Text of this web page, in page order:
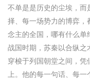
不单是是历史的尘埃，
择、每一场势力的博弈
念主的全国，哪有什么单
战国时期，苏秦以合纵
穿梭于列国朝堂之间，凭
上。他的每一句话、每一